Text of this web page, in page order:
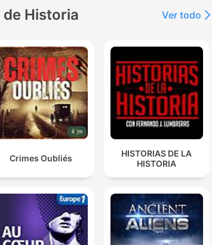
de Voltaire illustre la réputation quasi
auprès des intellectuels de son époque.
il déroba le feu par qui le monde
tout respire.
issue d'une estampe souligne la
et divine que l'on prêtait au personnage.
soit vrai, il faut un petit détail.
souligne comment de petits détails crédibles
je suis immortel. Je suis né un jour, oui,
illustre l'exagération extrême des
Historia Ver todo
Crimes Oubliés
HISTORIAS DE LA
HISTORIA